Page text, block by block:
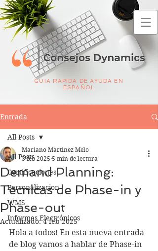
GUIA RAPIDA DE AYUDA EN
ESPAÑOL
Entrada
All Posts
Certificaciones
Personalizacion
WMS
Informes Electrónicos
All Posts
Demand Planning:
Tecnicas de Phase-in y
Phase-out
Mariano Martinez Melo
3 feb 2025 5 min de lectura
Actualizado:4 feb 2025
Hola a todos! En esta nueva entrada
de blog vamos a hablar de Phase-in